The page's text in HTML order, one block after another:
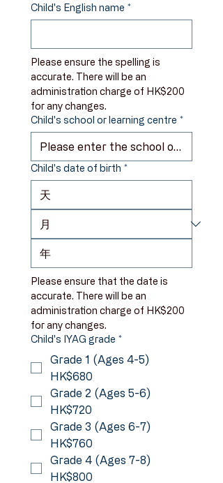
Child's English name *
Please ensure the spelling is
accurate. There will be an
administration charge of HK$200
for any changes.
Child's school or learning centre *
Child's date of birth *
Please ensure that the date is
accurate. There will be an
administration charge of HK$200
for any changes.
Child's IYAG grade *
Grade 1 (Ages 4-5)
HK$680
Grade 2 (Ages 5-6)
HK$720
Grade 3 (Ages 6-7)
HK$760
Grade 4 (Ages 7-8)
HK$800